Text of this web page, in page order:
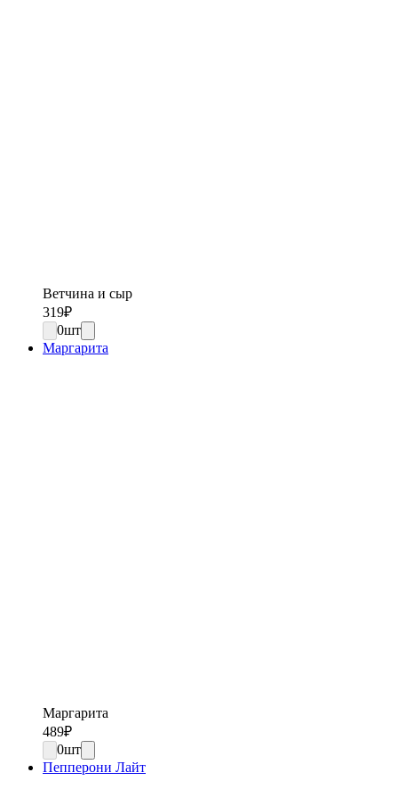
Ветчина и сыр
319₽
0шт
Маргарита
Маргарита
489₽
0шт
Пепперони Лайт